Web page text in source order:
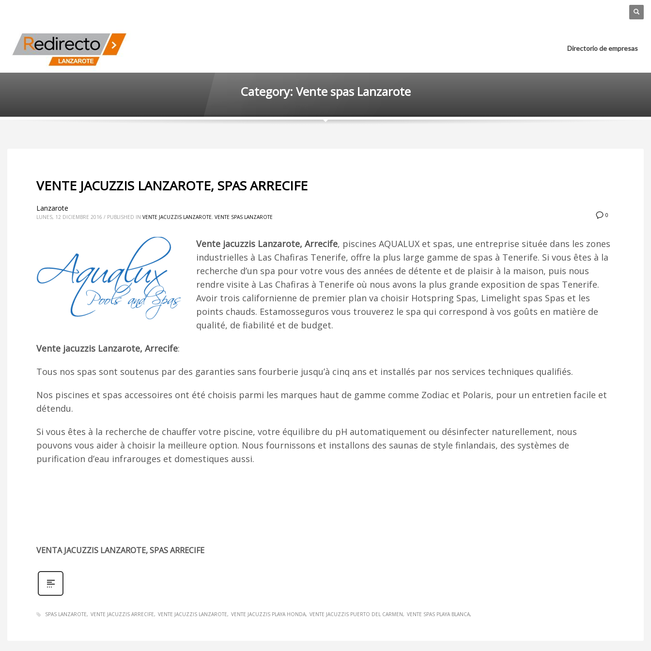
Directorio de empresas
Category: Vente spas Lanzarote
VENTE JACUZZIS LANZAROTE, SPAS ARRECIFE
0
Lanzarote
LUNES, 12 DICIEMBRE 2016 / PUBLISHED IN VENTE JACUZZIS LANZAROTE, VENTE SPAS LANZAROTE
Vente jacuzzis Lanzarote, Arrecife, piscines AQUALUX et spas, une entreprise située dans les zones
industrielles à Las Chafiras Tenerife, offre la plus large gamme de spas à Tenerife. Si vous êtes à la
recherche d’un spa pour votre vous des années de détente et de plaisir à la maison, puis nous
rendre visite à Las Chafiras à Tenerife où nous avons la plus grande exposition de spas Tenerife.
Avoir trois californienne de premier plan va choisir Hotspring Spas, Limelight spas Spas et les
points chauds. Estamosseguros vous trouverez le spa qui correspond à vos goûts en matière de
qualité, de fiabilité et de budget.
Vente jacuzzis Lanzarote, Arrecife:
Tous nos spas sont soutenus par des garanties sans fourberie jusqu’à cinq ans et installés par nos services techniques qualifiés.
Nos piscines et spas accessoires ont été choisis parmi les marques haut de gamme comme Zodiac et Polaris, pour un entretien facile et
détendu.
Si vous êtes à la recherche de chauffer votre piscine, votre équilibre du pH automatiquement ou désinfecter naturellement, nous
pouvons vous aider à choisir la meilleure option. Nous fournissons et installons des saunas de style finlandais, des systèmes de
purification d’eau infrarouges et domestiques aussi.
VENTA JACUZZIS LANZAROTE, SPAS ARRECIFE
SPAS LANZAROTE VENTE JACUZZIS ARRECIFE VENTE JACUZZIS LANZAROTE VENTE JACUZZIS PLAYA HONDA VENTE JACUZZIS PUERTO DEL CARMEN VENTE SPAS PLAYA BLANCA